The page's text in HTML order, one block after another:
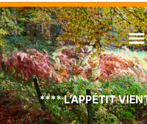
**** L’APPÉTIT